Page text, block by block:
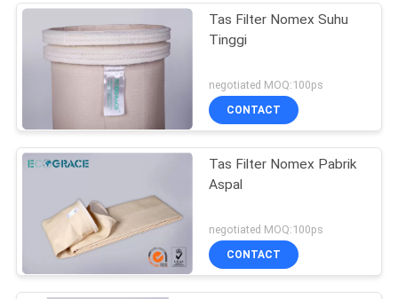
Tas Filter Nomex Suhu
Tinggi
negotiated MOQ:100ps
CONTACT
Tas Filter Nomex Pabrik
Aspal
negotiated MOQ:100ps
CONTACT